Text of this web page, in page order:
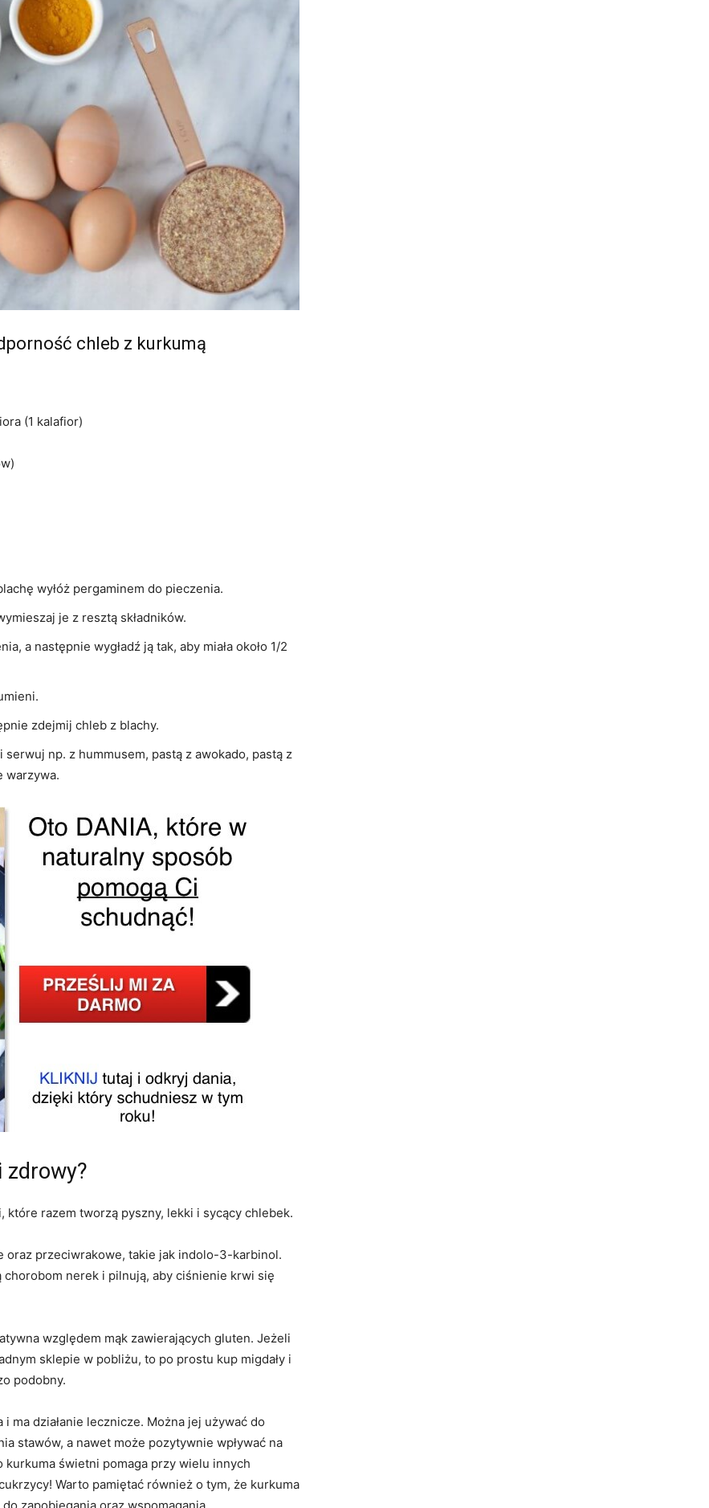
chleb z kurkumą
(1 kalafior)
wyłóż pergaminem do pieczenia.
je z resztą składników.
a następnie wygładź ją tak, aby miała około 1/2
zdejmij chleb z blachy.
np. z hummusem, pastą z awokado, pastą z
warzywa.
zdrowy?
które razem tworzą pyszny, lekki i sycący chlebek.
oraz przeciwrakowe, takie jak indolo-3-karbinol.
chorobom nerek i pilnują, aby ciśnienie krwi się
względem mąk zawierających gluten. Jeżeli
sklepie w pobliżu, to po prostu kup migdały i
podobny.
ma działanie lecznicze. Można jej używać do
stawów, a nawet może pozytywnie wpływać na
świetni pomaga przy wielu innych
Warto pamiętać również o tym, że kurkuma